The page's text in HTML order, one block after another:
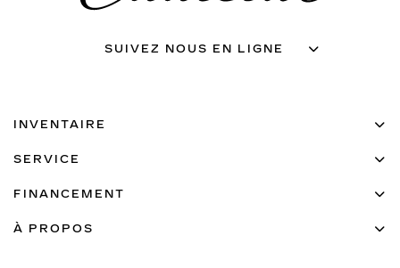
SUIVEZ NOUS EN LIGNE
INVENTAIRE
SERVICE
FINANCEMENT
À PROPOS